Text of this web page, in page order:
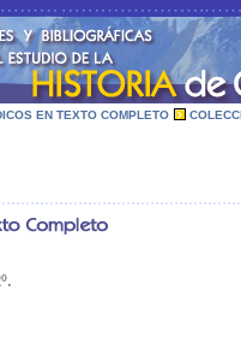
EN TEXTO COMPLETO